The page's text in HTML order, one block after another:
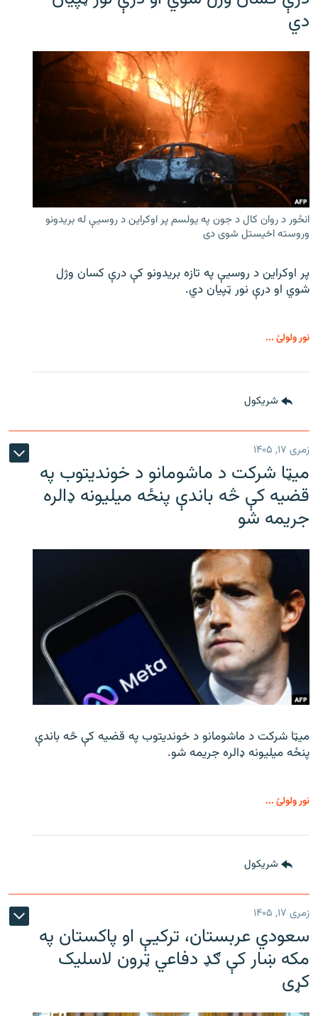
دي
انځور د روان کال د جون په یولسم پر اوکراین د روسیې له بریدونو
وروسته اخیستل شوی دی
پر اوکراین د روسیې په تازه بریدونو کې درې کسان وژل
شوي او درې نور ټپیان دي.
نور ولولئ ...
شريکول
زمری ۱۷, ۱۴۰۵
میټا شرکت د ماشومانو د خوندیتوب په
قضیه کې څه باندې پنځه میلیونه ډالره
جریمه شو
میټا شرکت د ماشومانو د خوندیتوب په قضیه کې څه باندې
پنځه میلیونه ډالره جریمه شو.
نور ولولئ ...
شريکول
زمری ۱۷, ۱۴۰۵
سعودي عربستان، ترکیې او پاکستان په
مکه ښار کې ګډ دفاعي ټرون لاسلیک
کړی